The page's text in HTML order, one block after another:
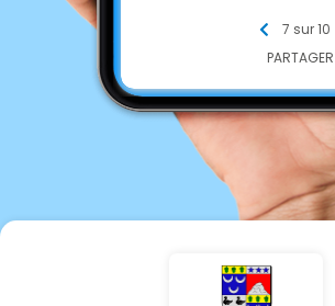
Pour tout renseignement et
modalités pratiques,
7 sur 10
PARTAGER